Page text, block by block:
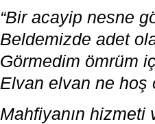
“Bir acayip
Beldemizde
Görmedim ömrüm
Elvan elvan ne
Mahfiyanın hizmeti